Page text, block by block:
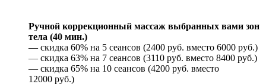
Ручной коррекционный массаж выбранных вами зон
тела (40 мин.)
— скидка 60% на 5 сеансов (2400 руб. вместо 6000 руб.)
— скидка 63% на 7 сеансов (3110 руб. вместо 8400 руб.)
— скидка 65% на 10 сеансов (4200 руб. вместо
12000 руб.)